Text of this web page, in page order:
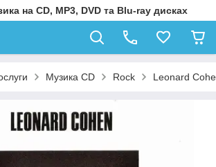
на CD, MP3, DVD та Blu-ray дисках
Музика CD Rock Leonard